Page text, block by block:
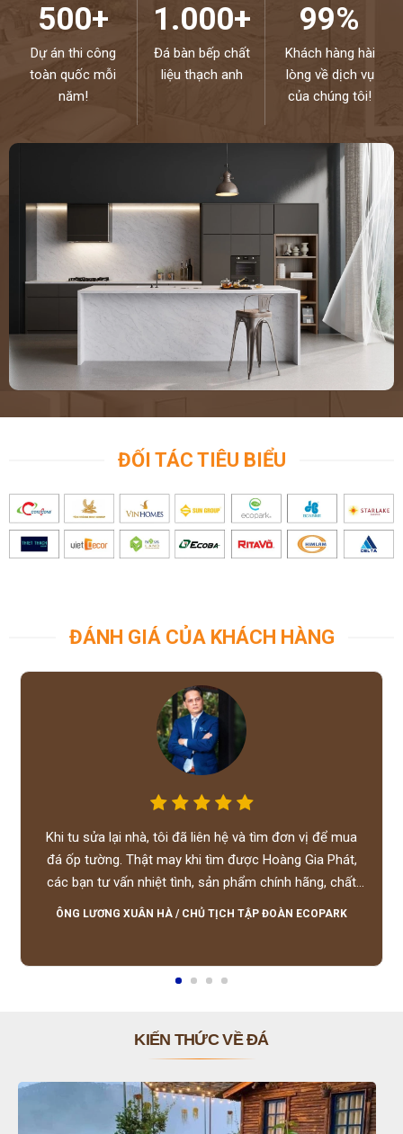
500+
Dự án thi công
toàn quốc mỗi
năm!
1.000+
Đá bàn bếp chất
liệu thạch anh
99%
Khách hàng hài
lòng về dịch vụ
của chúng tôi!
ĐỐI TÁC TIÊU BIỂU
ĐÁNH GIÁ CỦA KHÁCH HÀNG
Khi tu sửa lại nhà, tôi đã liên hệ và tìm đơn vị để mua
đá ốp tường. Thật may khi tìm được Hoàng Gia Phát,
các bạn tư vấn nhiệt tình, sản phẩm chính hãng, chất
lượng tốt, giá hợp lý, hỗ trợ tận tình.
ÔNG LƯƠNG XUÂN HÀ / CHỦ TỊCH TẬP ĐOÀN ECOPARK
KIẾN THỨC VỀ ĐÁ